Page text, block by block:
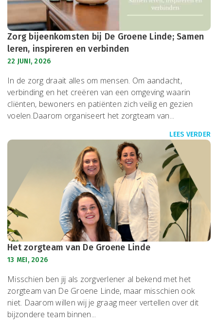
Zorg bijeenkomsten bij De Groene Linde; Samen
leren, inspireren en verbinden
22 JUNI, 2026
In de zorg draait alles om mensen. Om aandacht,
verbinding en het creëren van een omgeving waarin
cliënten, bewoners en patiënten zich veilig en gezien
voelen.Daarom organiseert het zorgteam van...
LEES VERDER
Het zorgteam van De Groene Linde
13 MEI, 2026
Misschien ben jij als zorgverlener al bekend met het
zorgteam van De Groene Linde, maar misschien ook
niet. Daarom willen wij je graag meer vertellen over dit
bijzondere team binnen...